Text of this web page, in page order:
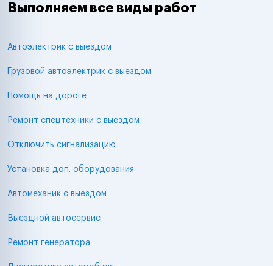
Выполняем все виды работ
Автоэлектрик с выездом
Грузовой автоэлектрик с выездом
Помощь на дороге
Ремонт спецтехники с выездом
Отключить сигнализацию
Установка доп. оборудования
Автомеханик с выездом
Выездной автосервис
Ремонт генератора